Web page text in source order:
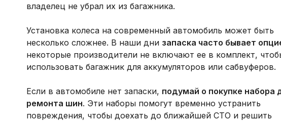
владелец не убрал их из багажника.
Установка колеса на современный автомобиль может быть
несколько сложнее. В наши дни запаска часто бывает
некоторые производители не включают ее в комплект,
использовать багажник для аккумуляторов или сабвуферов.
Если в автомобиле нет запаски, подумай о покупке набора
ремонта шин. Эти наборы помогут временно устранить
повреждения, чтобы доехать до ближайшей СТО и решить